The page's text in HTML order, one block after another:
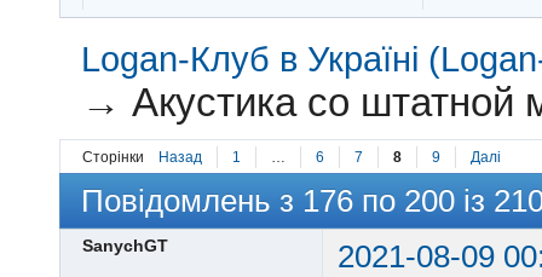
Logan-Клуб в Україні
→Акустика со штатной
Сторінки Назад 1 6 7 8 9 Далі
Повідомлень з 176 по 200 із
SanychGT 2021-08-09